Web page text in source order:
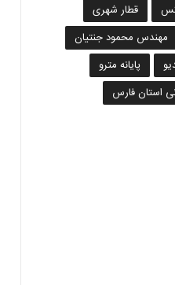
قطار شهری
مهندس محمود جنتیان
پایانه مترو
استان فارس